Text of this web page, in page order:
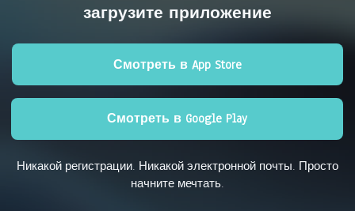
загрузите приложение
Смотреть в App Store
Смотреть в Google Play
Никакой регистрации. Никакой электронной почты. Просто
начните мечтать.